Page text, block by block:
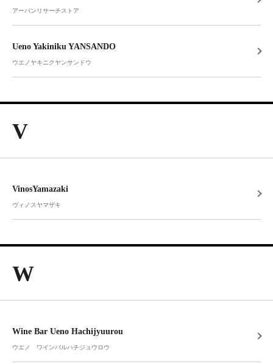
アーバンリサーチストア
Ueno Yakiniku YANSANDO
ウエノヤキニクヤンサンドウ
V
VinosYamazaki
ヴィノスヤマザキ
W
Wine Bar Ueno Hachijyuurou
ウエノ ワインバルハチジュウロウ